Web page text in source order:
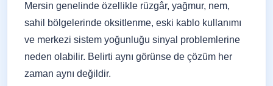
Mersin genelinde özellikle rüzgâr, yağmur, nem,
sahil bölgelerinde oksitlenme, eski kablo kullanımı
ve merkezi sistem yoğunluğu sinyal problemlerine
neden olabilir. Belirti aynı görünse de çözüm her
zaman aynı değildir.